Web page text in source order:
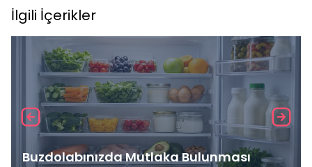
İlgili İçerikler
Buzdolabınızda Mutlaka Bulunması